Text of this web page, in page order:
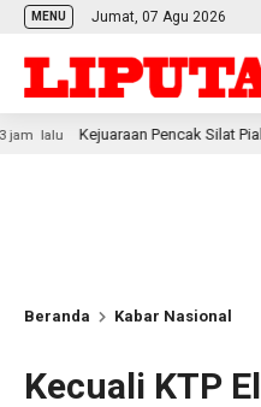
MENU Jumat, 07 Agu 2026
Pencak Silat Piala
Beranda Kabar Nasional
Kecuali KTP